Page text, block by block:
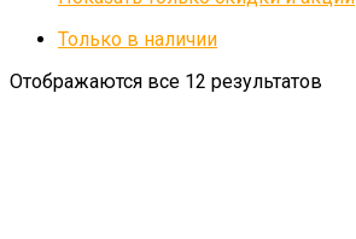
Только в наличии
Отображаются все 12 результатов